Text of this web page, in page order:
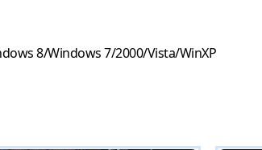
8/Windows 7/2000/Vista/WinXP